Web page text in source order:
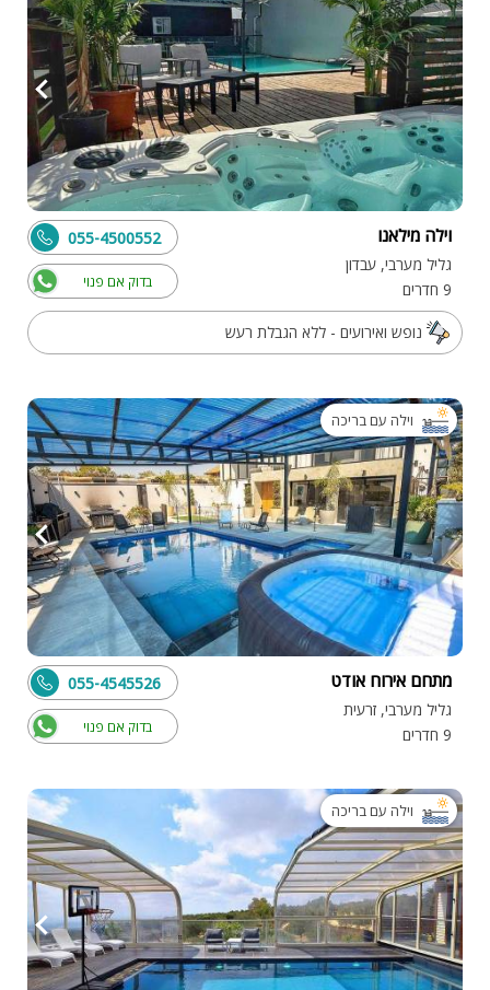
וילה מילאנו
גליל מערבי, עבדון
9 חדרים
בדוק אם פנוי
055-4500552
נופש ואירועים - ללא הגבלת רעש
וילה עם בריכה
מתחם אירוח אודט
גליל מערבי, זרעית
9 חדרים
בדוק אם פנוי
055-4545526
וילה עם בריכה